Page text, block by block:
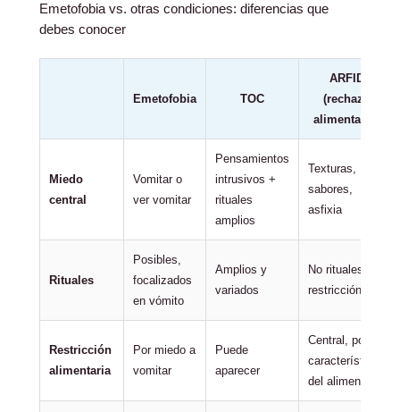
Emetofobia vs. otras condiciones: diferencias que
debes conocer
Emetofobia TOC
ARFID
(rechazo
alimentario)
Miedo
central
Vomitar o
ver vomitar
Pensamientos
intrusivos +
rituales
amplios
Texturas,
sabores,
asfixia
Rituales
Posibles,
focalizados
en vómito
Amplios y
variados
No rituales, sí
restricción
Restricción
alimentaria
Por miedo a
vomitar
Puede
aparecer
Central, por
características
del alimento